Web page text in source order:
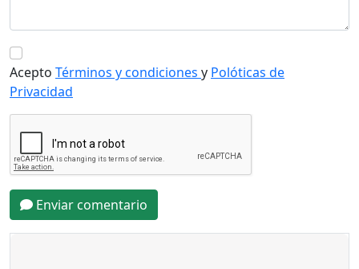
Acepto Términos y condiciones y Polóticas de
Privacidad
Enviar comentario